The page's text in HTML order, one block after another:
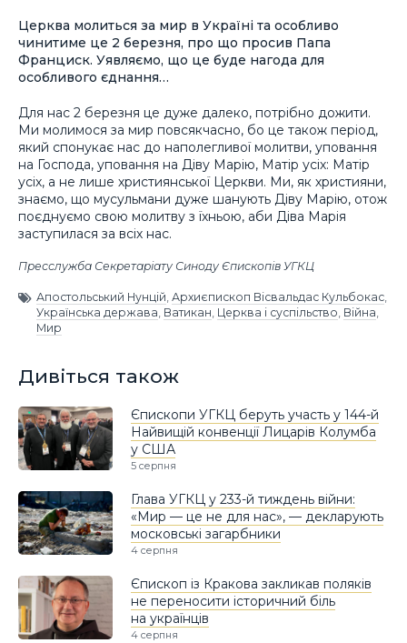
Церква молиться за мир в Україні та особливо
чинитиме це 2 березня, про що просив Папа
Франциск. Уявляємо, що це буде нагода для
особливого єднання…
Для нас 2 березня це дуже далеко, потрібно дожити.
Ми молимося за мир повсякчасно, бо це також період,
який спонукає нас до наполегливої молитви, уповання
на Господа, уповання на Діву Марію, Матір усіх: Матір
усіх, а не лише християнської Церкви. Ми, як християни,
знаємо, що мусульмани дуже шанують Діву Марію, отож
поєднуємо свою молитву з їхньою, аби Діва Марія
заступилася за всіх нас.
Пресслужба Секретаріату Синоду Єпископів УГКЦ
Апостольський Нунцій, Архиєпископ Вісвальдас Кульбокас,
Українська держава, Ватикан, Церква і суспільство, Війна,
Мир
Дивіться також
Єпископи УГКЦ беруть участь у 144-й
Найвищій конвенції Лицарів Колумба
у США
5 серпня
Глава УГКЦ у 233-й тиждень війни:
«Мир — це не для нас», — декларують
московські загарбники
4 серпня
Єпископ із Кракова закликав поляків
не переносити історичний біль
на українців
4 серпня